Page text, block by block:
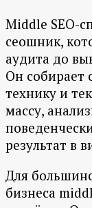
Middle SEO-
сеошник,
аудита до
Он собирает
технику и
массу,
результат в
Для
бизнеса